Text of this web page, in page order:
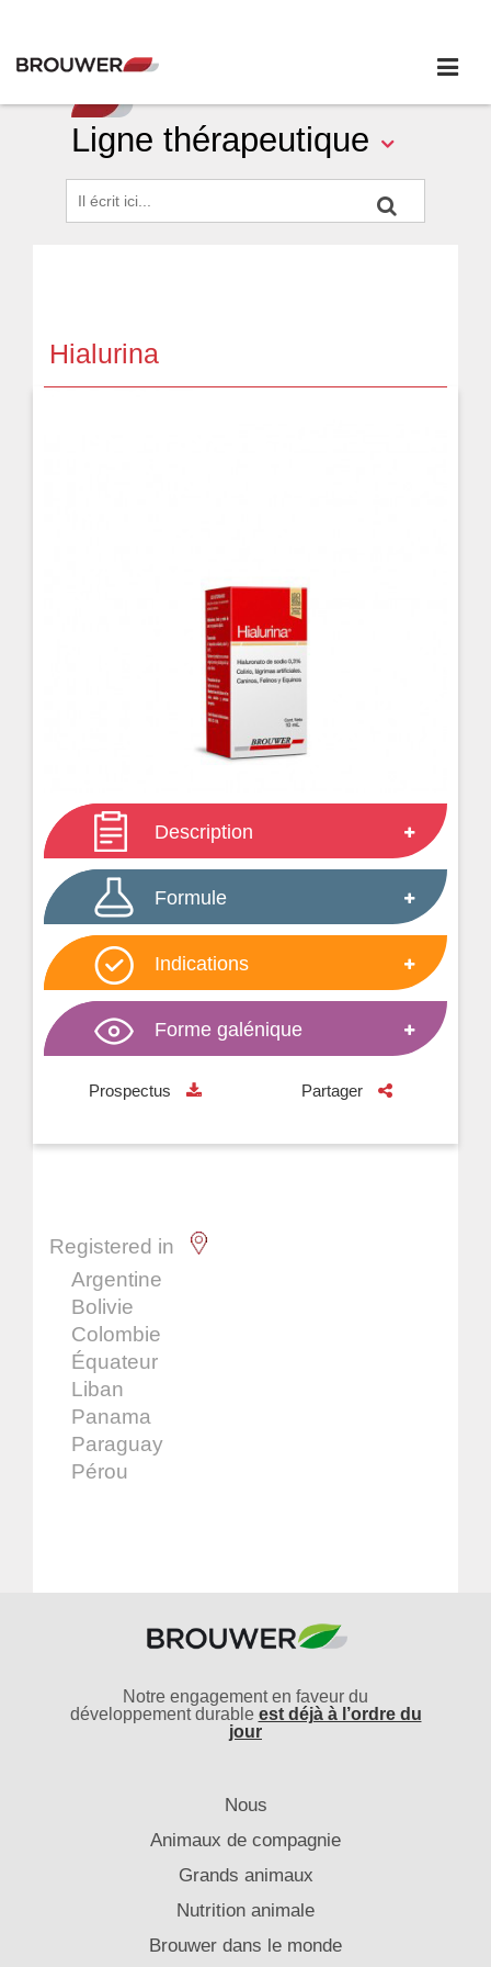
Ligne thérapeutique
Hialurina
Description
Formule
Indications
Forme galénique
Prospectus Partager
Registered in
Argentine
Bolivie
Colombie
Équateur
Liban
Panama
Paraguay
Pérou
Notre engagement en faveur du
développement durable est déjà à l’ordre du
jour
Nous
Animaux de compagnie
Grands animaux
Nutrition animale
Brouwer dans le monde